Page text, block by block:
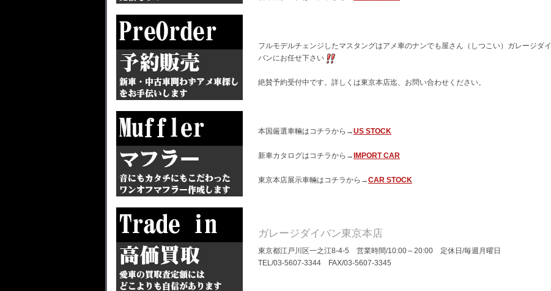
フルモデルチェンジしたマスタングはアメ車のナンでも屋さん（しつこい）ガレージダイ
バンにお任せ下さい
絶賛予約受付中です。詳しくは東京本店迄、お問い合わせください。
本国厳選車輛はコチラから→US STOCK
新車カタログはコチラから→ IMPORT CAR
東京本店展示車輛はコチラから→CAR STOCK
ガレージダイバン東京本店
東京都江戸川区一之江8-4-5 営業時間/10:00～20:00 定休日/毎週月曜日
TEL/03-5607-3344 FAX/03-5607-3345